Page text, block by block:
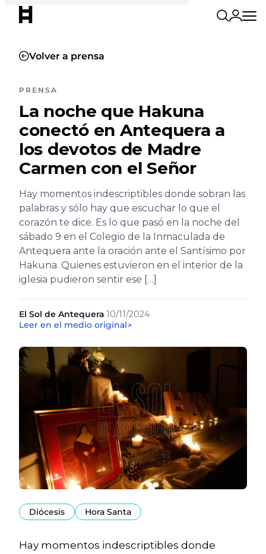
Volver a prensa
PRENSA
La noche que Hakuna
conectó en Antequera a
los devotos de Madre
Carmen con el Señor
Hay momentos indescriptibles donde sobran las
palabras y sólo hay que escuchar lo que el
corazón te dice. Es lo que pasó en la noche del
sábado 9 en el Colegio de la Inmaculada de
Antequera ante la oración ante el Santísimo por
Hakuna. Quienes estuvieron en el interior de la
iglesia pudieron sentir ese […]
El Sol de Antequera·10/11/2024·
Leer en el medio original↗
Diócesis Hora Santa
Hay momentos indescriptibles donde